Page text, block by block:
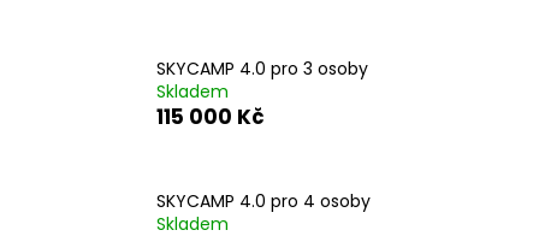
SKYCAMP 4.0 pro 3 osoby
Skladem
115 000 Kč
SKYCAMP 4.0 pro 4 osoby
Skladem